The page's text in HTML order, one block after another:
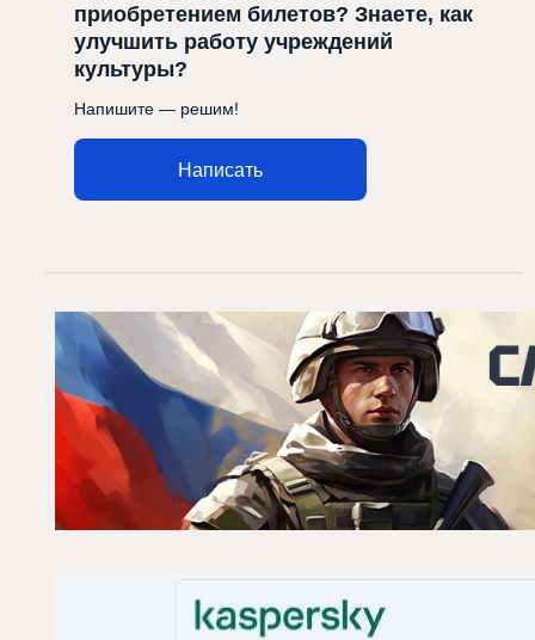
приобретением билетов? Знаете, как
улучшить работу учреждений
культуры?
Напишите — решим!
Написать